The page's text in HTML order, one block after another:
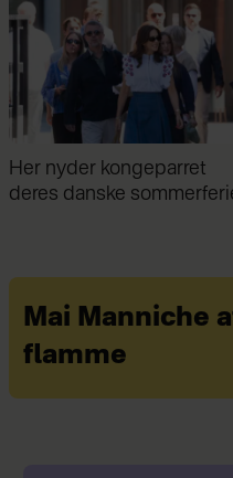
Kongeparret er rejst:
ferie i udlandet
Mai Manniche
flamme